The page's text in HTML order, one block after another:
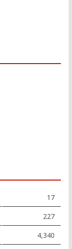
17
227
4,340